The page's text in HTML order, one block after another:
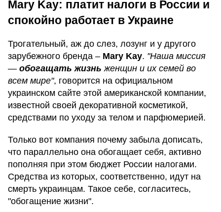
Mary Kay: платит налоги в России и
спокойно работает в Украине
Трогательный, аж до слез, лозунг и у другого
зарубежного бренда – Mary Kay. "Наша миссия
— обогащать жизнь женщин и их семей во
всем мире", говорится на официальном
украинском сайте этой американской компании,
известной своей декоративной косметикой,
средствами по уходу за телом и парфюмерией.
Только вот компания почему забыла дописать,
что параллельно она обогащает себя, активно
пополняя при этом бюджет России налогами.
Средства из которых, соответственно, идут на
смерть украинцам. Такое себе, согласитесь,
"обогащение жизни".